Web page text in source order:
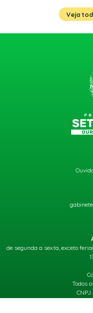
Veja
de segunda a sexta, exceto
Todos